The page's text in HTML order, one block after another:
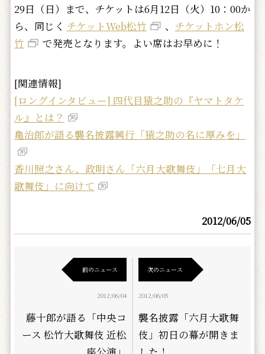
29日（日）まで、チケットは6月12日（火）10：00か
ら、同じく チケットWeb松竹 、 チケットホン松
竹
で発売となります。よい席はお早めに！
[関連情報]
[ロングインタビュー] 四代目猿之助の『ヤマトタケ
ル』とは？
亀治郎が語る襲名披露興行「猿之助の名に厚みを」
香川照之さん、政明さん「六月大歌舞伎」「七月大
歌舞伎」に向けて
2012/06/05
前のニュース
2012/06/04
藤十郎が語る「中央コ
ース 松竹大歌舞伎 近松
次のニュース
2012/06/05
襲名披露「六月大歌舞
伎」初日の幕が開きま